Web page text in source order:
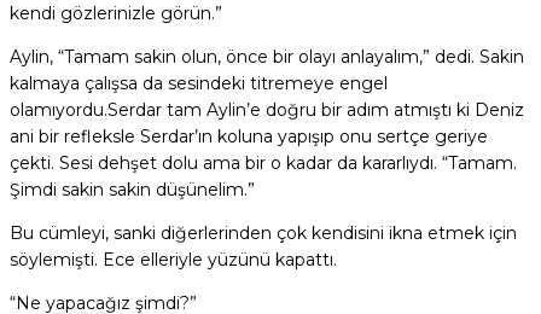
kendi gözlerinizle görün.”
Aylin, “Tamam sakin olun, önce bir olayı anlayalım,” dedi. Sakin
kalmaya çalışsa da sesindeki titremeye engel
olamıyordu.Serdar tam Aylin’e doğru bir adım atmıştı ki Deniz
ani bir refleksle Serdar’ın koluna yapışıp onu sertçe geriye
çekti. Sesi dehşet dolu ama bir o kadar da kararlıydı. “Tamam.
Şimdi sakin sakin düşünelim.”
Bu cümleyi, sanki diğerlerinden çok kendisini ikna etmek için
söylemişti. Ece elleriyle yüzünü kapattı.
“Ne yapacağız şimdi?”